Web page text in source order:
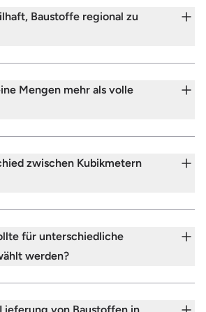
Baustoffe regional zu
Mengen mehr als volle
zwischen Kubikmetern
für unterschiedliche
werden?
von Baustoffen in